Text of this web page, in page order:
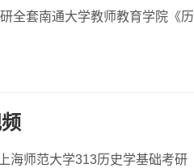
全套南通大学教师教育学院《历
海师范大学313历史学基础考研